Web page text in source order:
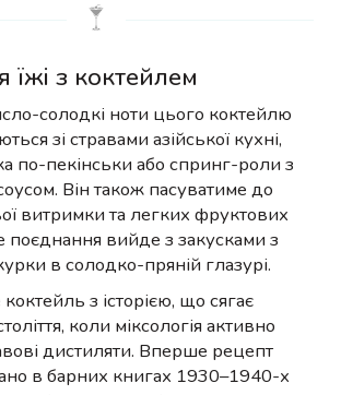
з коктейлем
солодкі ноти цього коктейлю
зі стравами азійської кухні,
по-пекінськи або спринг-роли з
Він також пасуватиме до
витримки та легких фруктових
поєднання вийде з закусками з
в солодко-пряній глазурі.
з історією, що сягає
коли міксологія активно
дистиляти. Вперше рецепт
в барних книгах 1930–1940-х